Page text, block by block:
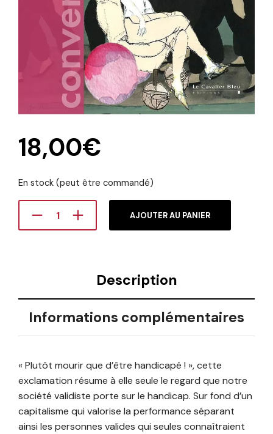
18,00€
En stock (peut être commandé)
AJOUTER AU PANIER
Description
Informations complémentaires
« Plutôt mourir que d’être handicapé ! », cette
exclamation résume à elle seule le regard que notre
société validiste porte sur le handicap. Sur fond d’un
capitalisme qui valorise la performance séparant
ainsi les personnes valides qui seules connaîtraient